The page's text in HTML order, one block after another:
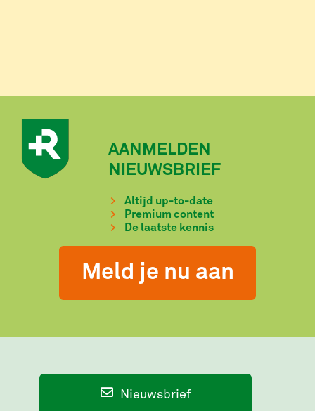
AANMELDEN
NIEUWSBRIEF
Altijd up-to-date
Premium content
De laatste kennis
Meld je nu aan
Nieuwsbrief